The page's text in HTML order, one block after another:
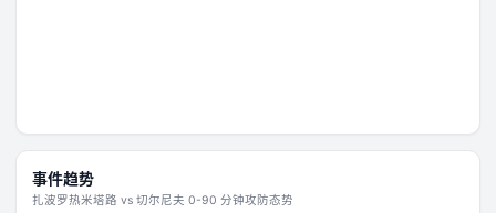
事件趋势
扎波罗热米塔路 vs 切尔尼夫 0-90 分钟攻防态势